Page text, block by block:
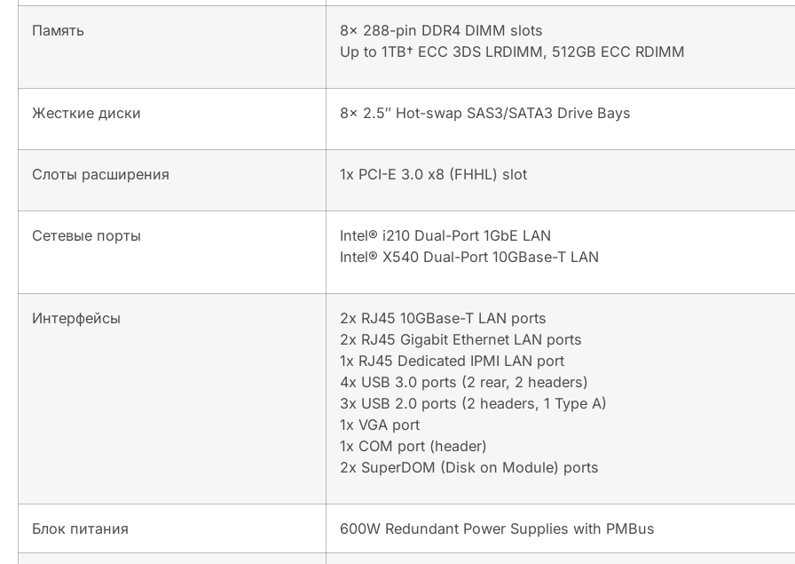
Память
8x 288-pin DDR4 DIMM slots
Up to 1TB† ECC 3DS LRDIMM, 512GB ECC RDIMM
Жесткие диски 8x 2.5″ Hot-swap SAS3/SATA3 Drive Bays
Слоты расширения 1x PCI-E 3.0 x8 (FHHL) slot
Сетевые порты
Intel® i210 Dual-Port 1GbE LAN
Intel® X540 Dual-Port 10GBase-T LAN
Интерфейсы
2x RJ45 10GBase-T LAN ports
2x RJ45 Gigabit Ethernet LAN ports
1x RJ45 Dedicated IPMI LAN port
4x USB 3.0 ports (2 rear, 2 headers)
3x USB 2.0 ports (2 headers, 1 Type A)
1x VGA port
1x COM port (header)
2x SuperDOM (Disk on Module) ports
Блок питания 600W Redundant Power Supplies with PMBus